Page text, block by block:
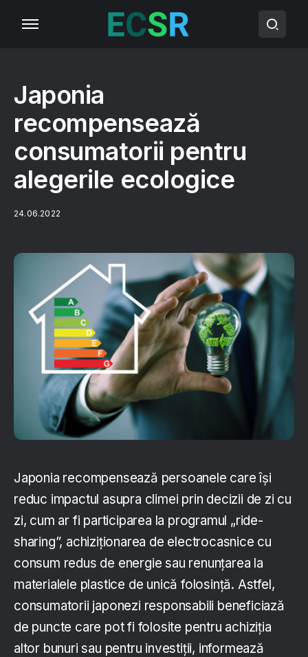
Japonia
recompensează
consumatorii pentru
alegerile ecologice
24.06.2022
Japonia recompensează persoanele care își
reduc impactul asupra climei prin decizii de zi cu
zi, cum ar fi participarea la programul „ride-
sharing”, achiziționarea de electrocasnice cu
consum redus de energie sau renunțarea la
materialele plastice de unică folosință. Astfel,
consumatorii japonezi responsabili beneficiază
de puncte care pot fi folosite pentru achiziția
altor bunuri sau pentru investiții, informează